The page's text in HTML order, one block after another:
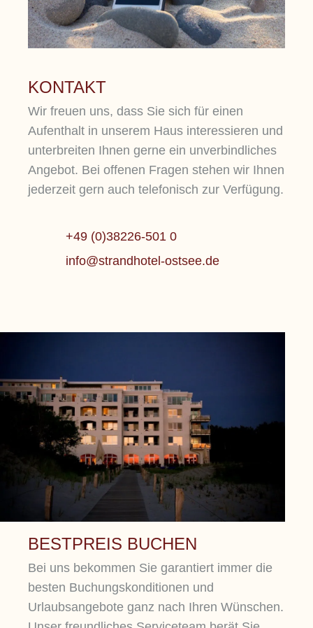
KONTAKT
Wir freuen uns, dass Sie sich für einen
Aufenthalt in unserem Haus interessieren und
unterbreiten Ihnen gerne ein unverbindliches
Angebot. Bei offenen Fragen stehen wir Ihnen
jederzeit gern auch telefonisch zur Verfügung.
+49 (0)38226-501 0
info@strandhotel-ostsee.de
BESTPREIS BUCHEN
Bei uns bekommen Sie garantiert immer die
besten Buchungskonditionen und
Urlaubsangebote ganz nach Ihren Wünschen.